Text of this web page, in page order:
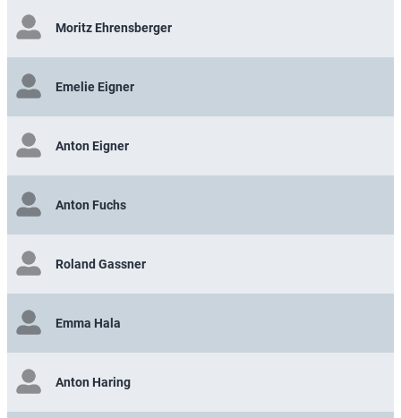
Moritz Ehrensberger
Emelie Eigner
Anton Eigner
Anton Fuchs
Roland Gassner
Emma Hala
Anton Haring